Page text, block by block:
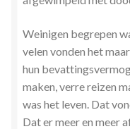
Weinigen begrepen
velen vonden het
hun
maken, verre reizen
was het leven. Dat
Dat er meer en meer